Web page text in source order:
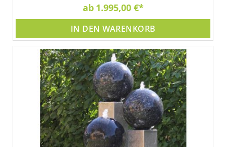
ab 1.995,00 €
IN DEN WARENKORB